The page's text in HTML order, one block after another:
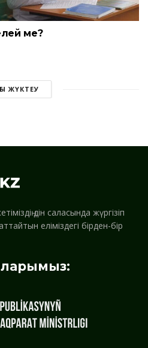
ме?
ЖҮКТЕУ
дін саласында жүргізіп
еліміздегі бірден-бір